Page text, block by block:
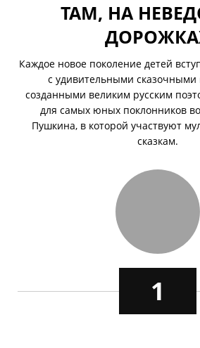
1
ТАМ, НА
Каждое новое поколение детей
с удивительными
созданными великим русским
для самых юных поклонников
Пушкина, в которой участвуют
сказкам.